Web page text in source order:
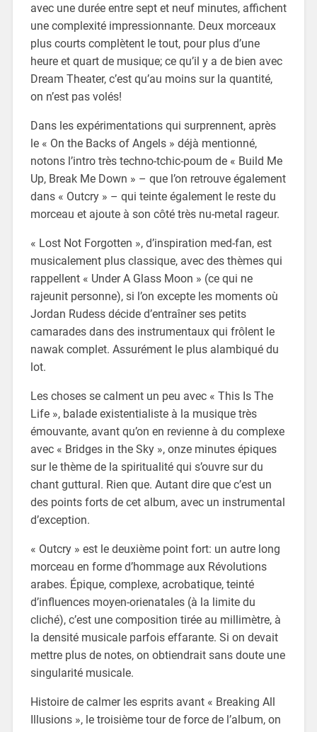
avec une durée entre sept et neuf minutes, affichent
une complexité impressionnante. Deux morceaux
plus courts complètent le tout, pour plus d’une
heure et quart de musique; ce qu’il y a de bien avec
Dream Theater, c’est qu’au moins sur la quantité,
on n’est pas volés!
Dans les expérimentations qui surprennent, après
le « On the Backs of Angels » déjà mentionné,
notons l’intro très techno-tchic-poum de « Build Me
Up, Break Me Down » – que l’on retrouve également
dans « Outcry » – qui teinte également le reste du
morceau et ajoute à son côté très nu-metal rageur.
« Lost Not Forgotten », d’inspiration med-fan, est
musicalement plus classique, avec des thèmes qui
rappellent « Under A Glass Moon » (ce qui ne
rajeunit personne), si l’on excepte les moments où
Jordan Rudess décide d’entraîner ses petits
camarades dans des instrumentaux qui frôlent le
nawak complet. Assurément le plus alambiqué du
lot.
Les choses se calment un peu avec « This Is The
Life », balade existentialiste à la musique très
émouvante, avant qu’on en revienne à du complexe
avec « Bridges in the Sky », onze minutes épiques
sur le thème de la spiritualité qui s’ouvre sur du
chant guttural. Rien que. Autant dire que c’est un
des points forts de cet album, avec un instrumental
d’exception.
« Outcry » est le deuxième point fort: un autre long
morceau en forme d’hommage aux Révolutions
arabes. Épique, complexe, acrobatique, teinté
d’influences moyen-orienatales (à la limite du
cliché), c’est une composition tirée au millimètre, à
la densité musicale parfois effarante. Si on devait
mettre plus de notes, on obtiendrait sans doute une
singularité musicale.
Histoire de calmer les esprits avant « Breaking All
Illusions », le troisième tour de force de l’album, on